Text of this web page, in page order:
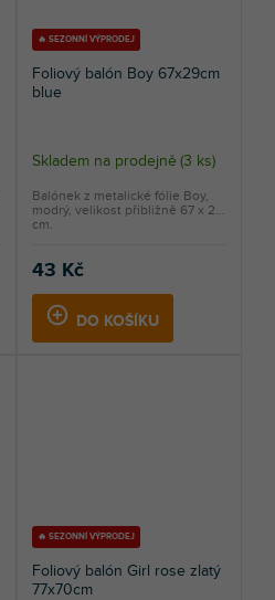
🔥 SEZONNÍ VÝPRODEJ
Foliový balón Boy 67x29cm
blue
Skladem na prodejně (3 ks)
43 Kč
DO KOŠÍKU
Balónek z metalické fólie Boy,
modrý, velikost přibližně 67 x 29
cm.
🔥 SEZONNÍ VÝPRODEJ
Foliový balón Girl rose zlatý
77x70cm